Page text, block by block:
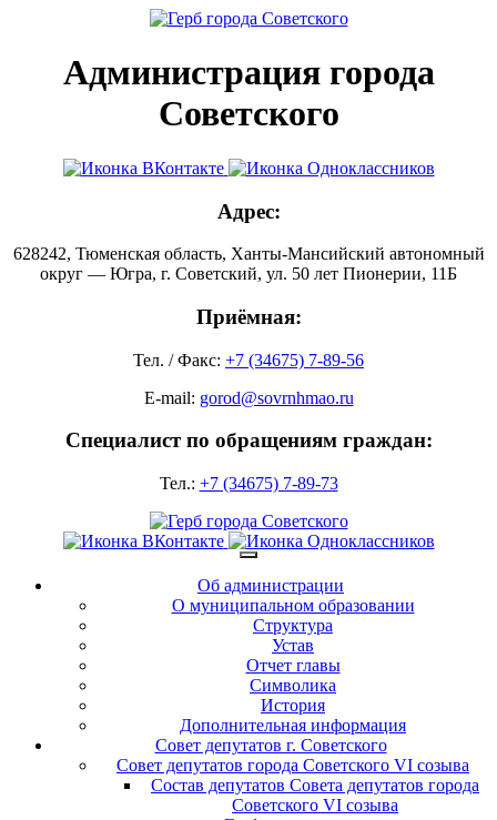
Администрация города
Советского
Адрес:
628242, Тюменская область, Ханты-Мансийский автономный
округ — Югра, г. Советский, ул. 50 лет Пионерии, 11Б
Приёмная:
Тел. / Факс: +7 (34675) 7-89-56
E-mail: gorod@sovrnhmao.ru
Специалист по обращениям граждан:
Тел.: +7 (34675) 7-89-73
Об администрации
О муниципальном образовании
Структура
Устав
Отчет главы
Символика
История
Дополнительная информация
Совет депутатов г. Советского
Совет депутатов города Советского VI созыва
Состав депутатов Совета депутатов города
Советского VI созыва